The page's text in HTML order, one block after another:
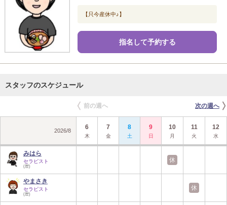
【只今産休中♪】
指名して予約する
スタッフのスケジュール
前の週へ 次の週へ
2026/8 6
木
7
金
8
土
9
日
10
月
11
火
12
水
みはら
セラピスト
(歴)
やまさき
セラピスト
(歴)
休
休